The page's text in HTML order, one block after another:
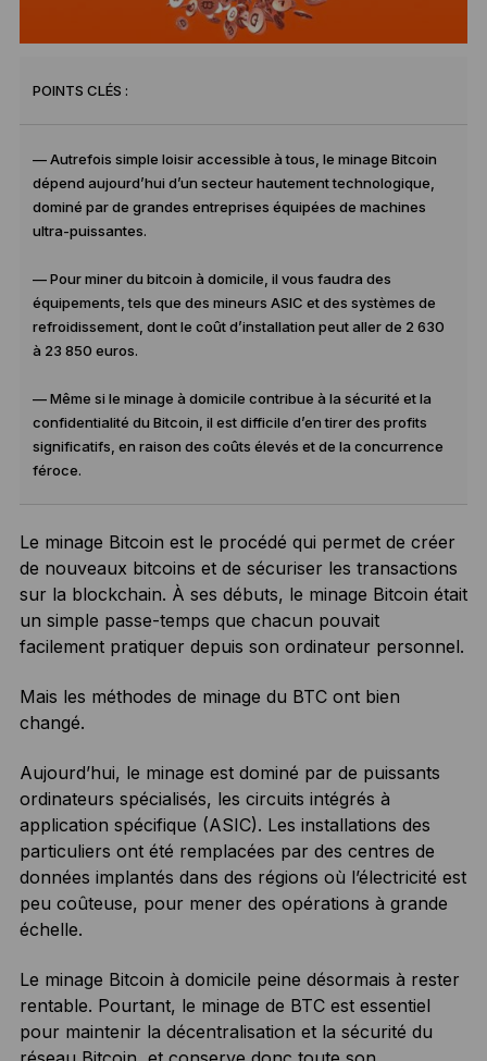
POINTS CLÉS :
— Autrefois simple loisir accessible à tous, le minage Bitcoin
dépend aujourd’hui d’un secteur hautement technologique,
dominé par de grandes entreprises équipées de machines
ultra-puissantes.
— Pour miner du bitcoin à domicile, il vous faudra des
équipements, tels que des mineurs ASIC et des systèmes de
refroidissement, dont le coût d’installation peut aller de 2 630
à 23 850 euros.
— Même si le minage à domicile contribue à la sécurité et la
confidentialité du Bitcoin, il est difficile d’en tirer des profits
significatifs, en raison des coûts élevés et de la concurrence
féroce.
Le minage Bitcoin est le procédé qui permet de créer
de nouveaux bitcoins et de sécuriser les transactions
sur la blockchain. À ses débuts, le minage Bitcoin était
un simple passe-temps que chacun pouvait
facilement pratiquer depuis son ordinateur personnel.
Mais les méthodes de minage du BTC ont bien
changé.
Aujourd’hui, le minage est dominé par de puissants
ordinateurs spécialisés, les circuits intégrés à
application spécifique (ASIC). Les installations des
particuliers ont été remplacées par des centres de
données implantés dans des régions où l’électricité est
peu coûteuse, pour mener des opérations à grande
échelle.
Le minage Bitcoin à domicile peine désormais à rester
rentable. Pourtant, le minage de BTC est essentiel
pour maintenir la décentralisation et la sécurité du